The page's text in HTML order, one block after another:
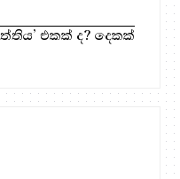
එකක් ද? දෙකක්